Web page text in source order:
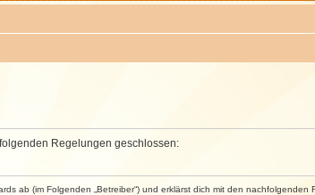
folgenden Regelungen geschlossen:
ab (im Folgenden „Betreiber“) und erklärst dich mit den nachfolgenden